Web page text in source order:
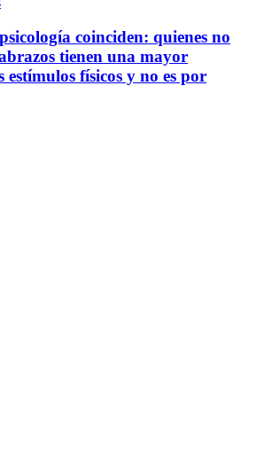
coinciden: quienes no
tienen una mayor
estímulos físicos y no es por